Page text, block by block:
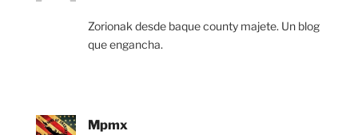
Zorionak desde baque county majete. Un blog
que engancha.
Mpmx